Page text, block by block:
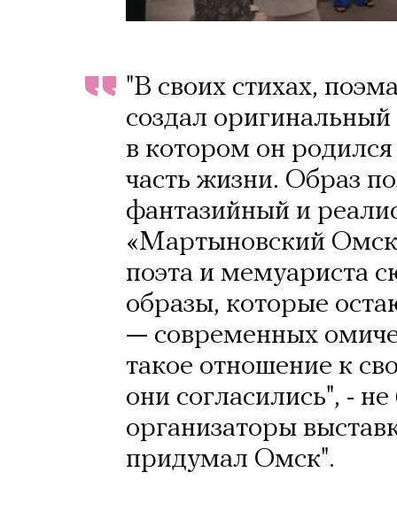
"В своих стихах,
создал
в котором он
часть жизни. Образ
фантазийный и
«Мартыновский
поэта и мемуариста
образы, которые
— современных
такое отношение к
они согласились", -
организаторы
придумал Омск".